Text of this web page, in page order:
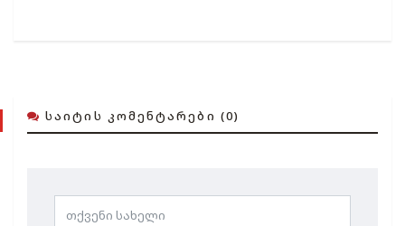
ᲡᲐᲘᲢᲘᲡ ᲙᲝᲛᲔᲜᲢᲐᲠᲔᲑᲘ (0)